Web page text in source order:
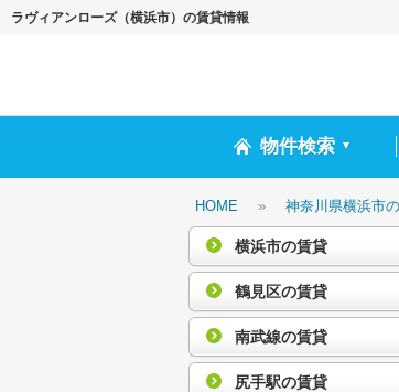
ラヴィアンローズ（横浜市）の賃貸情報
物件検索 ▼
HOME » 神奈川県横浜市
横浜市の賃貸
鶴見区の賃貸
南武線の賃貸
尻手駅の賃貸